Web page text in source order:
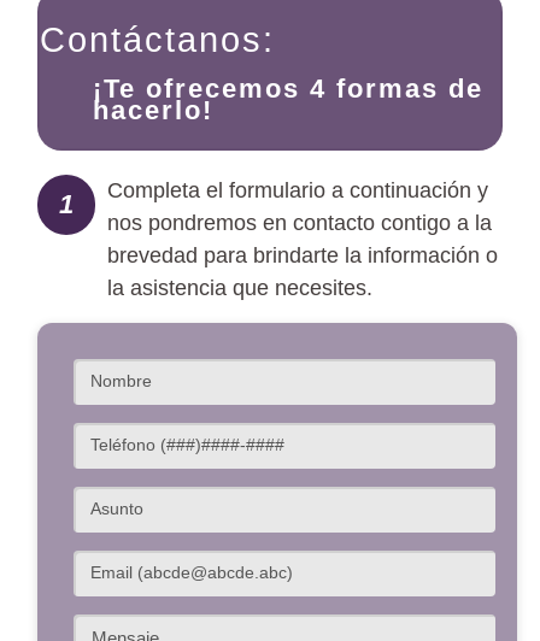
Contáctanos:
¡Te ofrecemos 4 formas de
hacerlo!
1
Completa el formulario a continuación y
nos pondremos en contacto contigo a la
brevedad para brindarte la información o
la asistencia que necesites.